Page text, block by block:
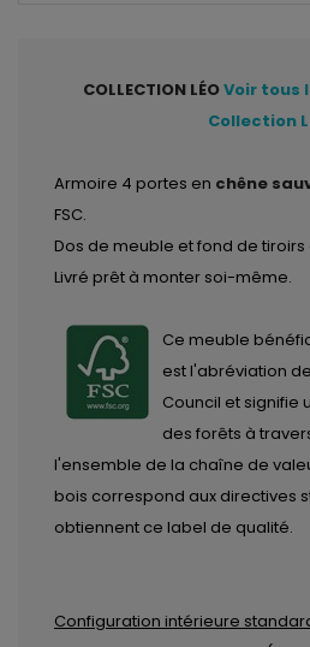
COLLECTION LÉOVoir tous
Collection
Armoire 4 portes en chêne
FSC.
Dos de meuble et fond de
Livré prêt à monter soi-même.
Ce meuble
est l'abréviation
Council et signifie
des forêts à
l'ensemble de la chaîne de
bois correspond aux directives
obtiennent ce label de qualité.
Configuration intérieure